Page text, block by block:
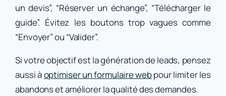
un devis”, “Réserver un échange”, “Télécharger le
guide”. Évitez les boutons trop vagues comme
“Envoyer” ou “Valider”.
Si votre objectif est la génération de leads, pensez
aussi àoptimiser un formulaire webpour limiter les
abandons et améliorer la qualité des demandes.